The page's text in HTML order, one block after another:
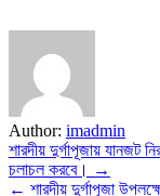
Author: imadmin
Post
navigation
শারদীয় দুর্গাপূজায় যানজট
চলাচল করবে। →
← শারদীয় দুর্গাপূজা